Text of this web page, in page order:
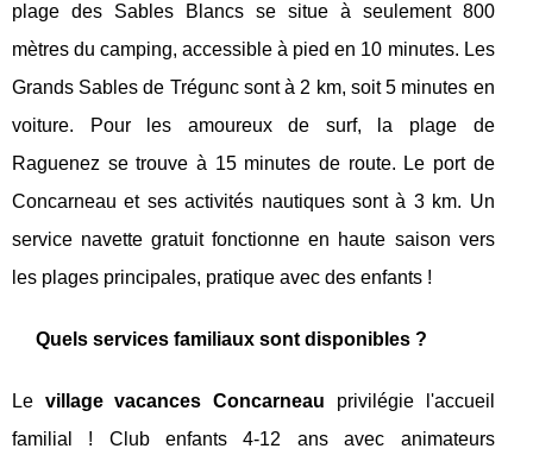
plage des Sables Blancs se situe à seulement 800
mètres du camping, accessible à pied en 10 minutes. Les
Grands Sables de Trégunc sont à 2 km, soit 5 minutes en
voiture. Pour les amoureux de surf, la plage de
Raguenez se trouve à 15 minutes de route. Le port de
Concarneau et ses activités nautiques sont à 3 km. Un
service navette gratuit fonctionne en haute saison vers
les plages principales, pratique avec des enfants !
Quels services familiaux sont disponibles ?
Le village vacances Concarneau privilégie l'accueil
familial ! Club enfants 4-12 ans avec animateurs